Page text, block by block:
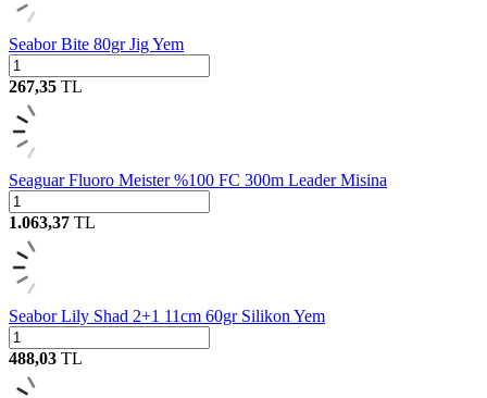
Seabor Bite 80gr Jig Yem
267,35 TL
Seaguar Fluoro Meister %100 FC 300m Leader Misina
1.063,37 TL
Seabor Lily Shad 2+1 11cm 60gr Silikon Yem
488,03 TL